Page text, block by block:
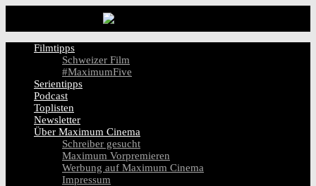
Filmtipps
Schweizer Film
#MaximumFive
Serientipps
Podcast
Toplisten
Newsletter
Über Maximum Cinema
Schreiber gesucht
Maximum Vorpremieren
Werbung auf Maximum Cinema
Impressum